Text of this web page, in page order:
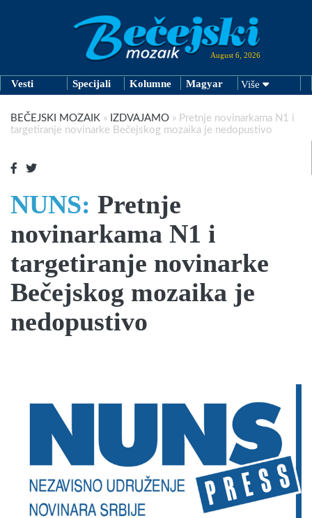
August 6, 2026
Vesti Specijali Kolumne Magyar Više
BEČEJSKI MOZAIK » IZDVAJAMO » Pretnje novinarkama N1 i
targetiranje novinarke Bečejskog mozaika je nedopustivo
NUNS: Pretnje
novinarkama N1 i
targetiranje novinarke
Bečejskog mozaika je
nedopustivo